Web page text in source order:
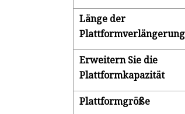
Länge der
Plattformverlängerung
Erweitern Sie die
Plattformkapazität
Plattformgröße